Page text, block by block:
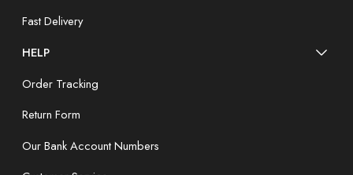
Fast Delivery
HELP
Order Tracking
Return Form
Our Bank Account Numbers